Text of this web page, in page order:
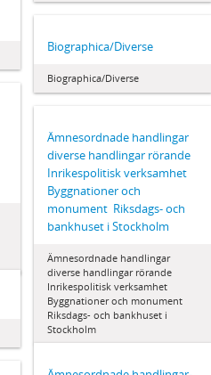
Biographica/Diverse
Biographica/Diverse
Ämnesordnade handlingar 
diverse handlingar rörande
Inrikespolitisk verksamhet 
Byggnationer och
monument  Riksdags- och
bankhuset i Stockholm
Ämnesordnade handlingar 
diverse handlingar rörande
Inrikespolitisk verksamhet 
Byggnationer och monument 
Riksdags- och bankhuset i
Stockholm